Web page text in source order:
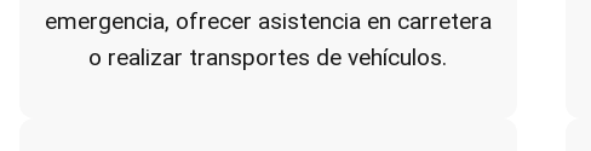
emergencia, ofrecer asistencia en carretera
o realizar transportes de vehículos.